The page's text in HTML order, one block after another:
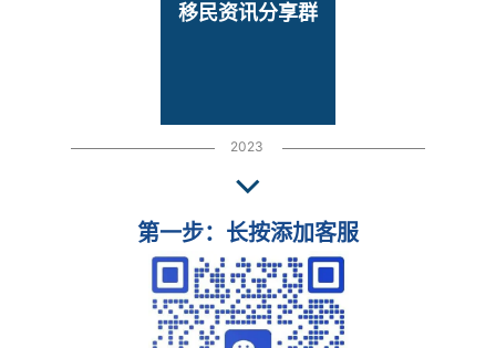
移民资讯分享群
2023
第一步：长按添加客服